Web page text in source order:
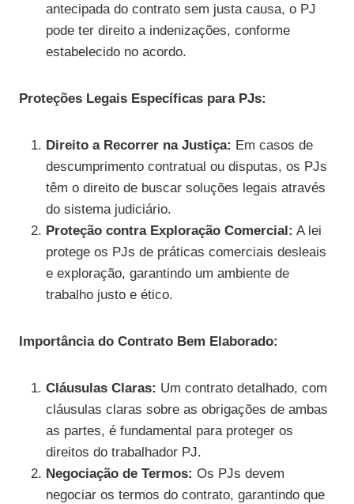
antecipada do contrato sem justa causa, o PJ
pode ter direito a indenizações, conforme
estabelecido no acordo.
Proteções Legais Específicas para PJs:
Direito a Recorrer na Justiça: Em casos de
descumprimento contratual ou disputas, os PJs
têm o direito de buscar soluções legais através
do sistema judiciário.
Proteção contra Exploração Comercial: A lei
protege os PJs de práticas comerciais desleais
e exploração, garantindo um ambiente de
trabalho justo e ético.
Importância do Contrato Bem Elaborado:
Cláusulas Claras: Um contrato detalhado, com
cláusulas claras sobre as obrigações de ambas
as partes, é fundamental para proteger os
direitos do trabalhador PJ.
Negociação de Termos: Os PJs devem
negociar os termos do contrato, garantindo que